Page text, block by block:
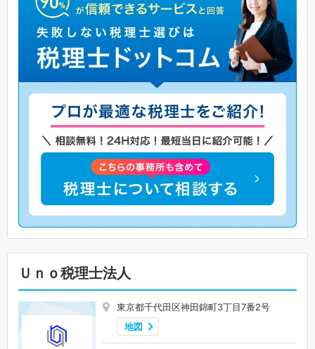
Ｕｎｏ税理士法人
東京都千代田区神田錦町3丁目7番2号
地図